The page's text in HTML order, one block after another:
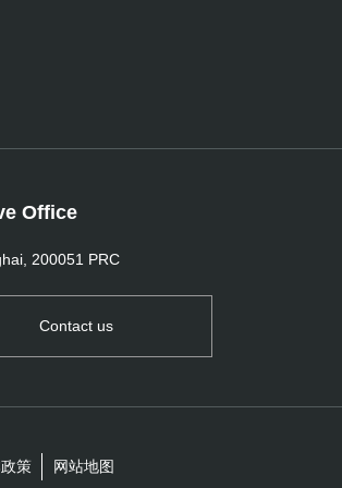
Office
200051 PRC
Contact us
策 网站地图